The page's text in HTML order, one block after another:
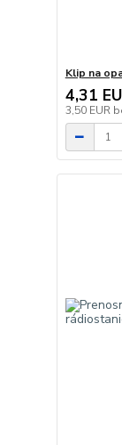
Klip na
4,31
3,50 EUR